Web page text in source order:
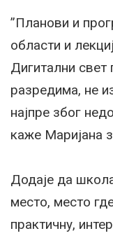
”Планови и
области и
Дигитални свет
разредима, не
најпре због
каже Маријана
Додаје да
место, место
практичну,